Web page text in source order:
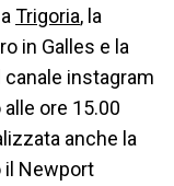
Trigoria, la
in Galles e la
instagram
ore 15.00
anche la
il Newport